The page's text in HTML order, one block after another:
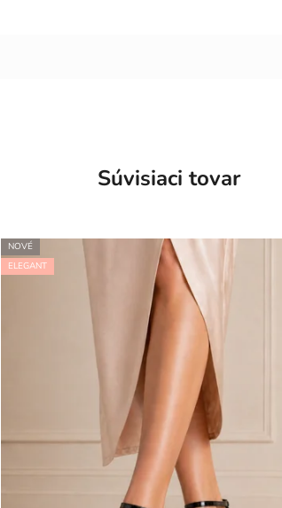
Súvisiaci tovar
NOVÉ
ELEGANT